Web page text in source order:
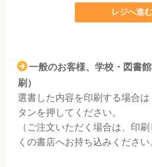
レジへ進む
一般のお客様、学校・図書
刷）
選書した内容を印刷する場合
タンを押してください。
（ご注文いただく場合は、印
くの書店へお持ち込みください